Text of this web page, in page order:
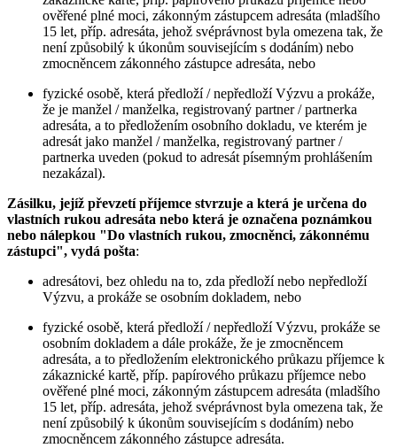
ověřené plné moci, zákonným zástupcem adresáta (mladšího
15 let, příp. adresáta, jehož svéprávnost byla omezena tak, že
není způsobilý k úkonům souvisejícím s dodáním) nebo
zmocněncem zákonného zástupce adresáta, nebo
fyzické osobě, která předloží / nepředloží Výzvu a prokáže,
že je manžel / manželka, registrovaný partner / partnerka
adresáta, a to předložením osobního dokladu, ve kterém je
adresát jako manžel / manželka, registrovaný partner /
partnerka uveden (pokud to adresát písemným prohlášením
nezakázal).
Zásilku, jejíž převzetí příjemce stvrzuje a která je určena do
vlastních rukou adresáta nebo která je označena poznámkou
nebo nálepkou "Do vlastních rukou, zmocněnci, zákonnému
zástupci", vydá pošta:
adresátovi, bez ohledu na to, zda předloží nebo nepředloží
Výzvu, a prokáže se osobním dokladem, nebo
fyzické osobě, která předloží / nepředloží Výzvu, prokáže se
osobním dokladem a dále prokáže, že je zmocněncem
adresáta, a to předložením elektronického průkazu příjemce k
zákaznické kartě, příp. papírového průkazu příjemce nebo
ověřené plné moci, zákonným zástupcem adresáta (mladšího
15 let, příp. adresáta, jehož svéprávnost byla omezena tak, že
není způsobilý k úkonům souvisejícím s dodáním) nebo
zmocněncem zákonného zástupce adresáta.